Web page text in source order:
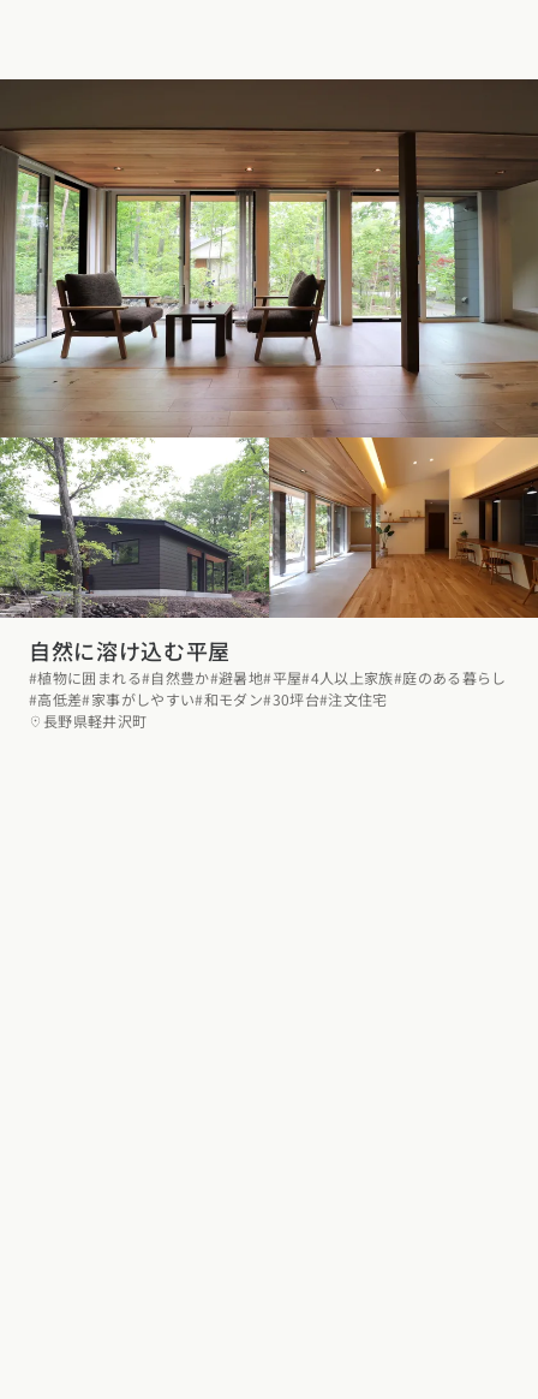
自然に溶け込む平屋
#植物に囲まれる#自然豊か#避暑地#平屋#4人以上家族#庭のある暮らし
#高低差#家事がしやすい#和モダン#30坪台#注文住宅
長野県軽井沢町